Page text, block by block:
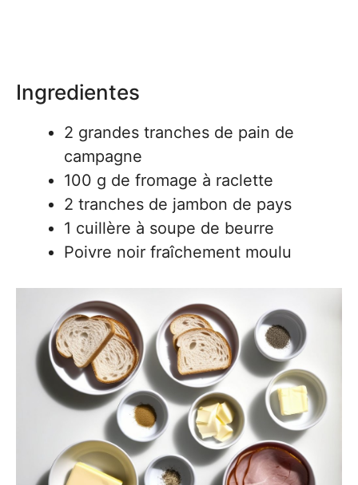
Ingredientes
2 grandes tranches de pain de
campagne
100 g de fromage à raclette
2 tranches de jambon de pays
1 cuillère à soupe de beurre
Poivre noir fraîchement moulu